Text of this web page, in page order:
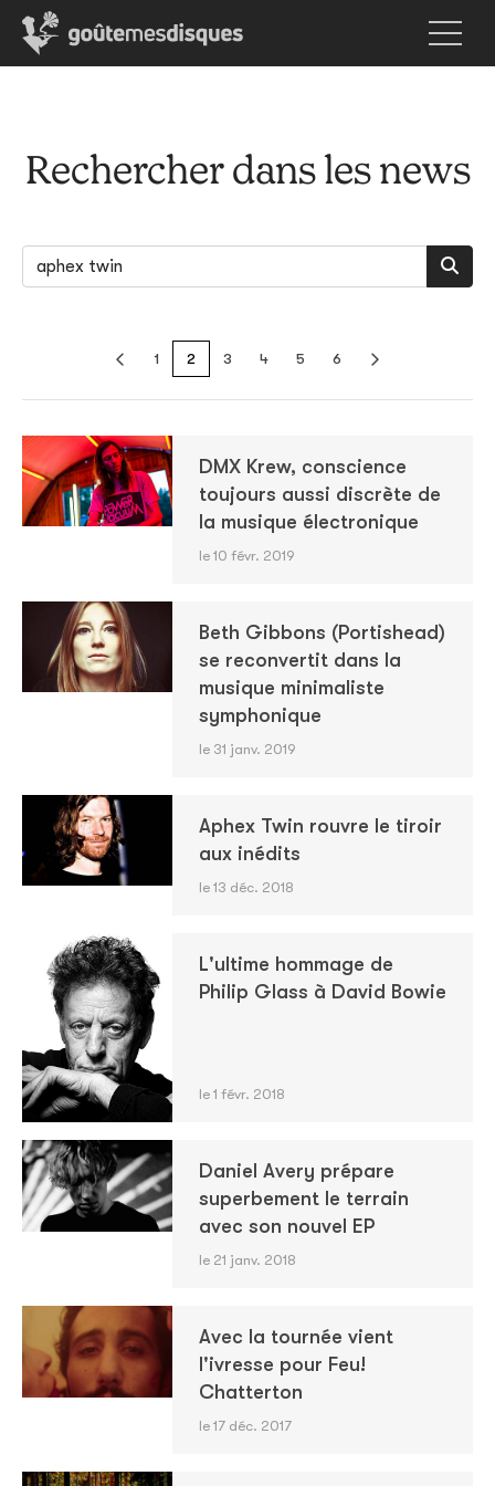
Rechercher dans les news
1 2 3 4 5 6
DMX Krew, conscience
toujours aussi discrète de
la musique électronique
le 10 févr. 2019
Beth Gibbons (Portishead)
se reconvertit dans la
musique minimaliste
symphonique
le 31 janv. 2019
Aphex Twin rouvre le tiroir
aux inédits
le 13 déc. 2018
L'ultime hommage de
Philip Glass à David Bowie
le 1 févr. 2018
Daniel Avery prépare
superbement le terrain
avec son nouvel EP
le 21 janv. 2018
Avec la tournée vient
l'ivresse pour Feu!
Chatterton
le 17 déc. 2017